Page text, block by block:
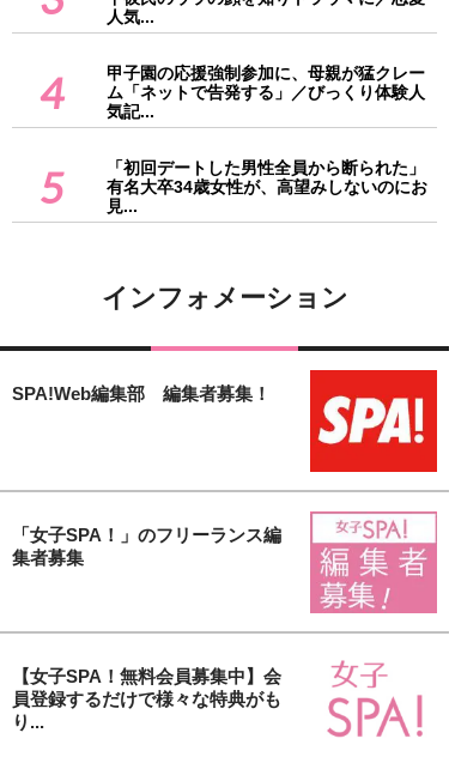
人気...
4
甲子園の応援強制参加に、母親が猛クレー
ム「ネットで告発する」／びっくり体験人
気記...
5
「初回デートした男性全員から断られた」
有名大卒34歳女性が、高望みしないのにお
見...
インフォメーション
SPA!Web編集部 編集者募集！
「女子SPA！」のフリーランス編
集者募集
【女子SPA！無料会員募集中】会
員登録するだけで様々な特典がも
り...